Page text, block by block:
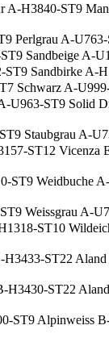
Perlgrau A-
Sandbeige A-
Sandbirke A-
Schwarz A-
Solid
Staubgrau A-
Vicenza
Weidbuche
Weissgrau A-
Aland
Alpinweiss